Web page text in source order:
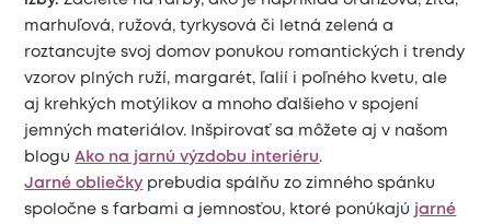
marhuľová, ružová, tyrkysová či letná zelená a
roztancujte svoj domov ponukou romantických i trendy
vzorov plných ruží, margarét, ľalií i poľného kvetu, ale
aj krehkých motýlikov a mnoho ďalšieho v spojení
jemných materiálov. Inšpirovať sa môžete aj v našom
bloguAko na jarnú výzdobu interiéru.
Jarné obliečky prebudia spálňu zo zimného spánku
spoločne s farbami a jemnosťou, ktoré ponúkajú jarné